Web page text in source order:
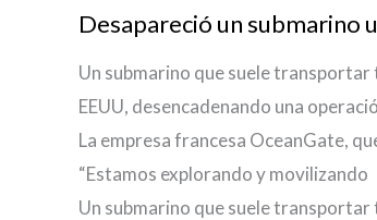
Desapareció un submarino
Un submarino que suele
EEUU, desencadenando una
La empresa francesa OceanGate,
“Estamos explorando y movilizando
Un submarino que suele